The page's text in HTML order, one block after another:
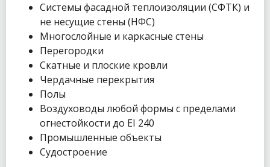
Системы фасадной теплоизоляции (СФТК) и
не несущие стены (НФС)
Многослойные и каркасные стены
Перегородки
Скатные и плоские кровли
Чердачные перекрытия
Полы
Воздуховоды любой формы с пределами
огнестойкости до EI 240
Промышленные объекты
Судостроение